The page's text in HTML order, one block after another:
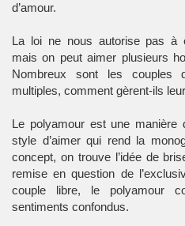
d’amour.
La loi ne nous autorise pas à
mais on peut aimer plusieurs
Nombreux sont les couples
multiples, comment gèrent-ils
Le polyamour est une manière
style d’aimer qui rend la
concept, on trouve l’idée de
remise en question de
couple libre, le polyamour
sentiments confondus.